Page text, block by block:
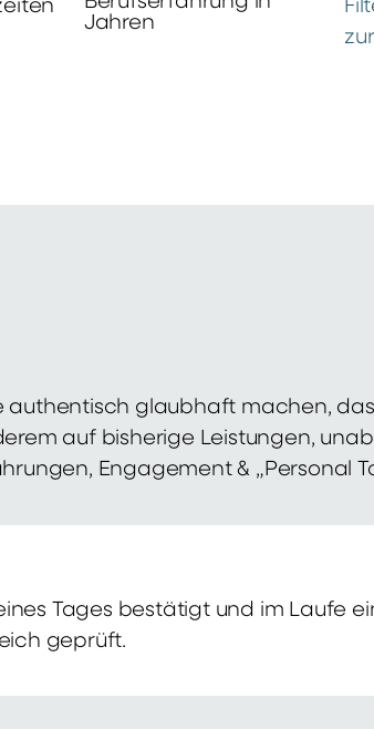
Jahren
authentisch glaubhaft machen,
auf bisherige Leistungen,
Engagement & „Personal
Tages bestätigt und im Laufe
geprüft.